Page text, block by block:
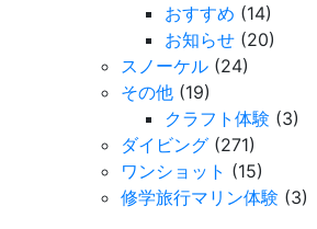
おすすめ (14)
お知らせ (20)
スノーケル (24)
その他 (19)
クラフト体験 (3)
ダイビング (271)
ワンショット (15)
修学旅行マリン体験 (3)